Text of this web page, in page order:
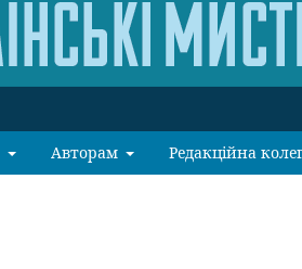
Авторам Редакційна